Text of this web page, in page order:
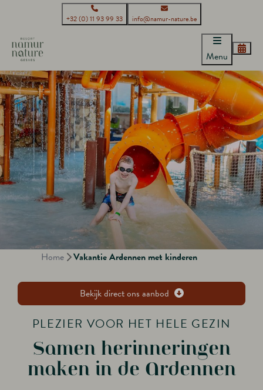
+32 (0) 11 93 99 33 info@namur-nature.be
Menu
Home Vakantie Ardennen met kinderen
Bekijk direct ons aanbod
PLEZIER VOOR HET HELE GEZIN
Samen herinneringen
maken in de Ardennen